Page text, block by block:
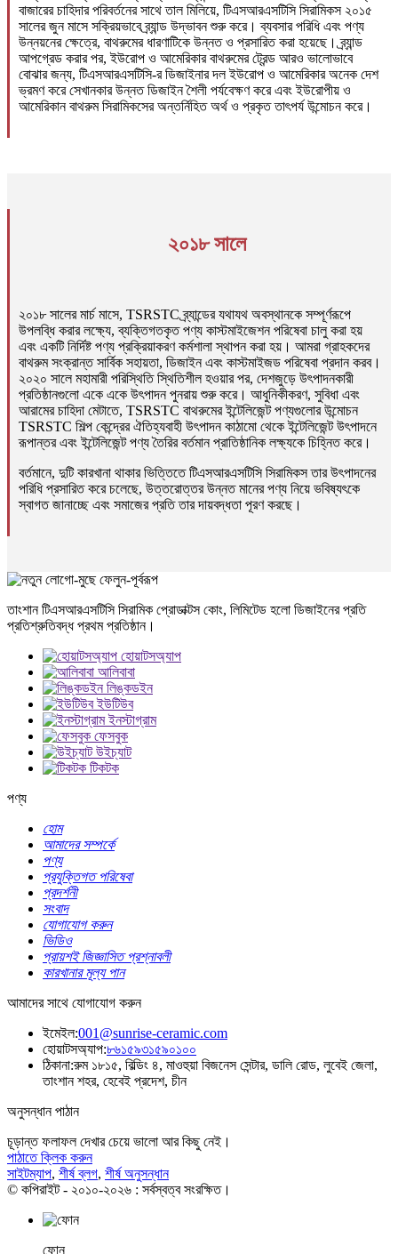
বাজারের চাহিদার পরিবর্তনের সাথে তাল মিলিয়ে, টিএসআরএসটিসি সিরামিকস ২০১৫
সালের জুন মাসে সক্রিয়ভাবে ব্র্যান্ড উদ্ভাবন শুরু করে। ব্যবসার পরিধি এবং পণ্য
উন্নয়নের ক্ষেত্রে, বাথরুমের ধারণাটিকে উন্নত ও প্রসারিত করা হয়েছে। ব্র্যান্ড
আপগ্রেড করার পর, ইউরোপ ও আমেরিকার বাথরুমের ট্রেন্ড আরও ভালোভাবে
বোঝার জন্য, টিএসআরএসটিসি-র ডিজাইনার দল ইউরোপ ও আমেরিকার অনেক দেশ
ভ্রমণ করে সেখানকার উন্নত ডিজাইন শৈলী পর্যবেক্ষণ করে এবং ইউরোপীয় ও
আমেরিকান বাথরুম সিরামিকসের অন্তর্নিহিত অর্থ ও প্রকৃত তাৎপর্য উন্মোচন করে।
২০১৮ সালে
২০১৮ সালের মার্চ মাসে, TSRSTC ব্র্যান্ডের যথাযথ অবস্থানকে সম্পূর্ণরূপে
উপলব্ধি করার লক্ষ্যে, ব্যক্তিগতকৃত পণ্য কাস্টমাইজেশন পরিষেবা চালু করা হয়
এবং একটি নির্দিষ্ট পণ্য প্রক্রিয়াকরণ কর্মশালা স্থাপন করা হয়। আমরা গ্রাহকদের
বাথরুম সংক্রান্ত সার্বিক সহায়তা, ডিজাইন এবং কাস্টমাইজড পরিষেবা প্রদান করব।
২০২০ সালে মহামারী পরিস্থিতি স্থিতিশীল হওয়ার পর, দেশজুড়ে উৎপাদনকারী
প্রতিষ্ঠানগুলো একে একে উৎপাদন পুনরায় শুরু করে। আধুনিকীকরণ, সুবিধা এবং
আরামের চাহিদা মেটাতে, TSRSTC বাথরুমের ইন্টেলিজেন্ট পণ্যগুলোর উন্মোচন
TSRSTC শিল্প কেন্দ্রের ঐতিহ্যবাহী উৎপাদন কাঠামো থেকে ইন্টেলিজেন্ট উৎপাদনে
রূপান্তর এবং ইন্টেলিজেন্ট পণ্য তৈরির বর্তমান প্রাতিষ্ঠানিক লক্ষ্যকে চিহ্নিত করে।
বর্তমানে, দুটি কারখানা থাকার ভিত্তিতে টিএসআরএসটিসি সিরামিকস তার উৎপাদনের
পরিধি প্রসারিত করে চলেছে, উত্তরোত্তর উন্নত মানের পণ্য নিয়ে ভবিষ্যৎকে
স্বাগত জানাচ্ছে এবং সমাজের প্রতি তার দায়বদ্ধতা পূরণ করছে।
তাংশান টিএসআরএসটিসি সিরামিক প্রোডাক্টস কোং, লিমিটেড হলো ডিজাইনের প্রতি
প্রতিশ্রুতিবদ্ধ প্রথম প্রতিষ্ঠান।
হোয়াটসঅ্যাপ
আলিবাবা
লিঙ্কডইন
ইউটিউব
ইনস্টাগ্রাম
ফেসবুক
উইচ্যাট
টিকটক
পণ্য
হোম
আমাদের সম্পর্কে
পণ্য
প্রযুক্তিগত পরিষেবা
প্রদর্শনী
সংবাদ
যোগাযোগ করুন
ভিডিও
প্রায়শই জিজ্ঞাসিত প্রশ্নাবলী
কারখানার মূল্য পান
আমাদের সাথে যোগাযোগ করুন
ইমেইল:001@sunrise-ceramic.com
হোয়াটসঅ্যাপ:৮৬১৫৯৩১৫৯০১০০
ঠিকানা:রুম ১৮১৫, বিল্ডিং ৪, মাওহুয়া বিজনেস সেন্টার, ডালি রোড, লুবেই জেলা,
তাংশান শহর, হেবেই প্রদেশ, চীন
অনুসন্ধান পাঠান
চূড়ান্ত ফলাফল দেখার চেয়ে ভালো আর কিছু নেই।
পাঠাতে ক্লিক করুন
সাইটম্যাপ, শীর্ষ ব্লগ, শীর্ষ অনুসন্ধান
© কপিরাইট - ২০১০-২০২৬ : সর্বস্বত্ব সংরক্ষিত।
ফোন